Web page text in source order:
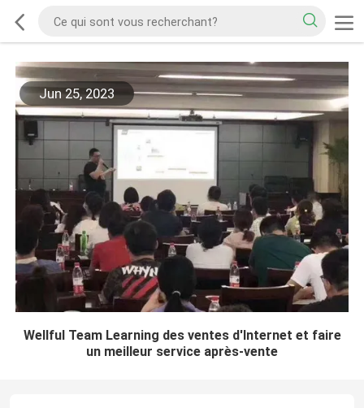
Jun 25, 2023
Wellful Team Learning des ventes d'Internet et faire
un meilleur service après-vente